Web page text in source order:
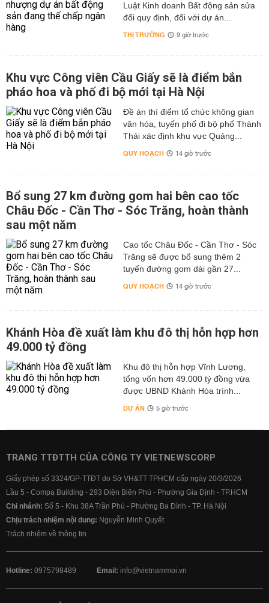
Luật Kinh doanh Bất động sản sửa
đổi quy định, đối với dự án...
THỊ TRƯỜNG 9 giờ trước
Khu vực Công viên Cầu Giấy sẽ là điểm bắn
pháo hoa và phố đi bộ mới tại Hà Nội
Đề án thí điểm tổ chức không gian
văn hóa, tuyến phố đi bộ phố Thành
Thái xác định khu vực Quảng...
QUY HOẠCH 14 giờ trước
Bổ sung 27 km đường gom hai bên cao tốc
Châu Đốc - Cần Thơ - Sóc Trăng, hoàn thành
sau một năm
Cao tốc Châu Đốc - Cần Thơ - Sóc
Trăng sẽ được bổ sung thêm 2
tuyến đường gom dài gần 27...
QUY HOẠCH 14 giờ trước
Khánh Hòa đề xuất làm khu đô thị hỗn hợp hơn
49.000 tỷ đồng
Khu đô thị hỗn hợp Vĩnh Lương,
tổng vốn hơn 49.000 tỷ đồng vừa
được UBND Khánh Hòa trình...
DỰ ÁN 5 giờ trước
TRANG TTĐTTH CỦA CÔNG TY VIETNEWSCORP
Giấy phép số 3324/GP-TTĐT do Sở VH&TT TPHCM cấp ngày 20/3/2026
Lầu 5 - Compa Building - 293 Điện Biên Phủ - Phường Gia Định - TP.HCM
Chi nhánh: Số 5 - Khu 38A Trần Phú - Phường Ba Đình - TP. Hà Nội
Chịu trách nhiệm nội dung: Nguyễn Minh Quyết
Trách nhiệm về thông tin
Hotline: 0975798489 Email: info@vietnammoi.vn